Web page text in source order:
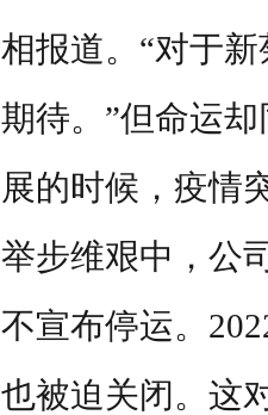
相报道。 “对于
期待。”但命运
展的时候，疫情
举步维艰中，公
不宣布停运。
也被迫关闭。这